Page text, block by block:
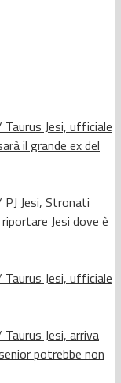
Jesi, ufficiale
il grande ex del
Jesi, Stronati
Jesi dove è
Jesi, ufficiale
Jesi, arriva
potrebbe non